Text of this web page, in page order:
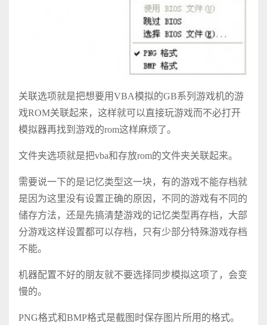
关联选项就是把想要用VBA模拟的GB系列游戏机的游
戏ROM关联起来，这样就可以直接玩游戏而不必打开
模拟器再找到游戏的rom这样麻烦了。
文件夹选项就是把vba和存放rom的文件夹关联起来。
需要说一下的是记忆类型这一块，有的游戏不能存档就
是因为这里没有设置正确的原因，不同的游戏有不同的
储存方法，还是先搞清楚游戏的记忆类型再存档，大部
分游戏这样设置都可以存档，只有少部分特殊游戏存档
不能。
机器配置不好的朋友就不要选择同步模拟这项了，会变
慢的。
PNG格式和BMP格式是截图时保存图片所用的格式。